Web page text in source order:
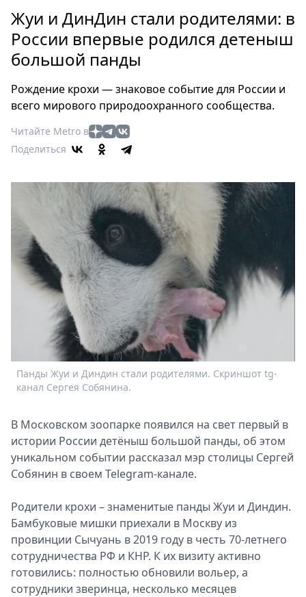
Россия
Мир
Здоровье
Туризм
Мода
Театр
Кино
Книги
Выставки
Пресс-
релизы
О
Metro
Стримы
Спецпроекты
Звезды
Выборы
2026
Скачай
Жуи и ДинДин стали родителями: в
России впервые родился детеныш
большой панды
Рождение крохи — знаковое событие для России и
всего мирового природоохранного сообщества.
Читайте Metro в
Поделиться
Панды Жуи и Диндин стали родителями. Скриншот tg-
канал Сергея Собянина.
В Московском зоопарке появился на свет первый в
истории России детёныш большой панды, об этом
уникальном событии рассказал мэр столицы Сергей
Собянин в своем Telegram-канале.
Родители крохи – знаменитые панды Жуи и Диндин.
Бамбуковые мишки приехали в Москву из
провинции Сычуань в 2019 году в честь 70-летнего
сотрудничества РФ и КНР. К их визиту активно
готовились: полностью обновили вольер, а
сотрудники зверинца, несколько месяцев